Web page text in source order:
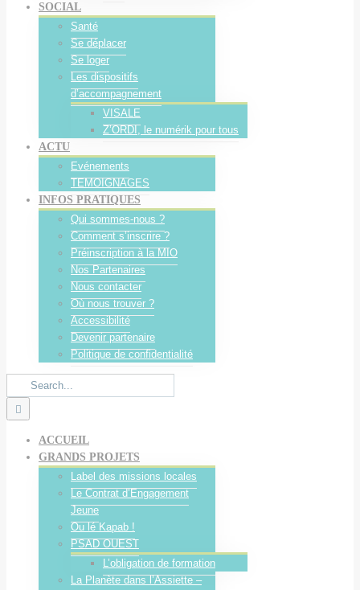
SOCIAL
Santé
Se déplacer
Se loger
Les dispositifs
d’accompagnement
VISALE
Z’ORDI, le numérik pour tous
ACTU
Evénements
TEMOIGNAGES
INFOS PRATIQUES
Qui sommes-nous ?
Comment s’inscrire ?
Préinscription à la MIO
Nos Partenaires
Nous contacter
Où nous trouver ?
Accessibilité
Devenir partenaire
Politique de confidentialité
Search
for:
ACCUEIL
GRANDS PROJETS
Label des missions locales
Le Contrat d’Engagement
Jeune
Ou lé Kapab !
PSAD OUEST
L’obligation de formation
La Planète dans l’Assiette –